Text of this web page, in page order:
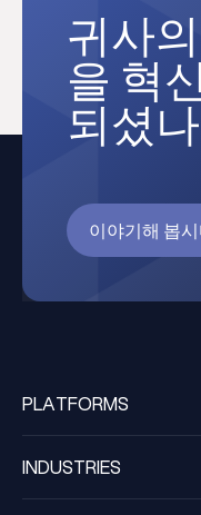
귀사
을 혁
되셨
이야기해 봅
PLATFORMS
INDUSTRIES